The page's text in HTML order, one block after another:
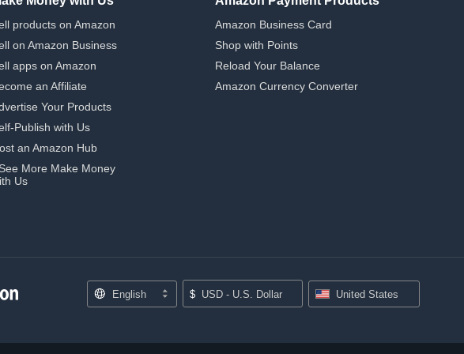
products on Amazon
on Amazon Business
apps on Amazon
an Affiliate
Your Products
Publish with Us
an Amazon Hub
See More Make Money
Us
Amazon Business Card
Shop with Points
Reload Your Balance
Amazon Currency Converter
English $ USD - U.S. Dollar United States